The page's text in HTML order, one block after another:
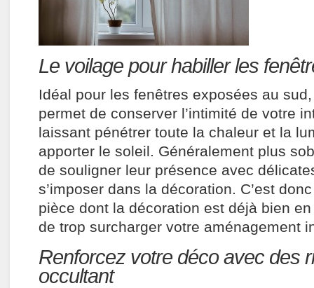
Le voilage pour habiller les
Idéal pour les fenêtres exposées au
permet de conserver l’intimité de votre
laissant pénétrer toute la chaleur et la
apporter le soleil. Généralement plus
de souligner leur présence avec
s’imposer dans la décoration. C’est
pièce dont la décoration est déjà bien
de trop surcharger votre aménagement
Renforcez votre déco avec des
occultant